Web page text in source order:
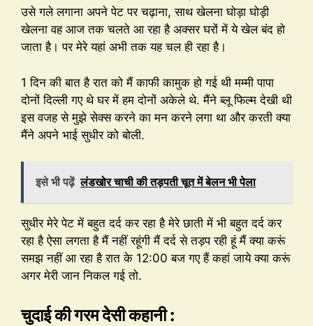
उसे गले लगाना अपने पेट पर चढ़ाना, साथ खेलना घोड़ा घोड़ी
खेलना वह आज तक चलते आ रहा है अक्सर घरों में ये खेल बंद हो
जाता है। पर मेरे यहां अभी तक यह चल ही रहा है।
1 दिन की बात है रात को मैं काफी कामुक हो गई थी मम्मी पापा
दोनों दिल्ली गए थे घर में हम दोनों अकेले थे. मैंने ब्लू फिल्म देखी थी
इस वजह से मुझे सेक्स करने का मन करने लगा था और करती क्या
मैंने अपने भाई सुधीर को बोली.
इसे भी पढ़ें लंडखोर चाची की तड़पती चूत में बेलन भी पेला
सुधीर मेरे पेट में बहुत दर्द कर रहा है मेरे छाती में भी बहुत दर्द कर
रहा है ऐसा लगता है मैं नहीं रहूंगी मैं दर्द से तड़प रही हूं मैं क्या करूं
समझ नहीं आ रहा है रात के 12:00 बज गए हैं कहां जाये क्या करूं
अगर मेरी जान निकल गई तो.
चुदाई की गरम देसी कहानी :